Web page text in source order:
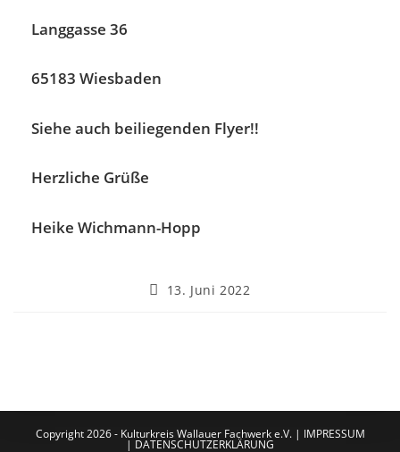
Langgasse 36
65183 Wiesbaden
Siehe auch beiliegenden Flyer!!
Herzliche Grüße
Heike Wichmann-Hopp
13. Juni 2022
Copyright 2026 - Kulturkreis Wallauer Fachwerk e.V. | IMPRESSUM
| DATENSCHUTZERKLÄRUNG